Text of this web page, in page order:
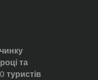
та
туристів